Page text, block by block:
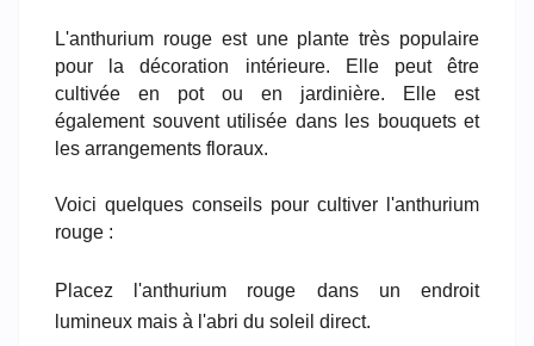
L'anthurium rouge est une plante très populaire
pour la décoration intérieure. Elle peut être
cultivée en pot ou en jardinière. Elle est
également souvent utilisée dans les bouquets et
les arrangements floraux.
Voici quelques conseils pour cultiver l'anthurium
rouge :
Placez l'anthurium rouge dans un endroit
lumineux mais à l'abri du soleil direct.